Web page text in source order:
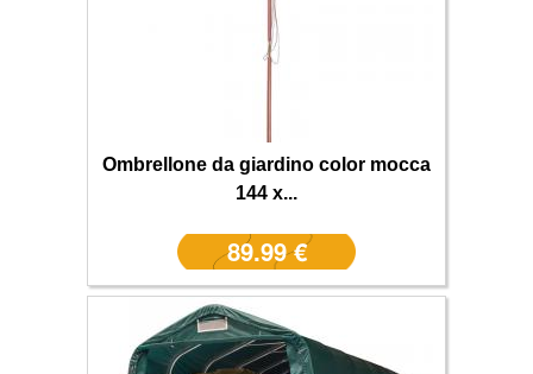
Ombrellone da giardino color mocca
144 x...
89.99 €